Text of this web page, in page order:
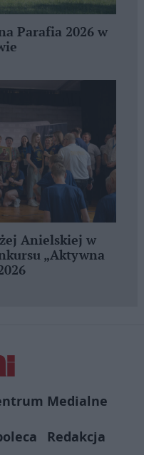
Parafia 2026 w
Anielskiej w
„Aktywna
Medialne
Redakcja